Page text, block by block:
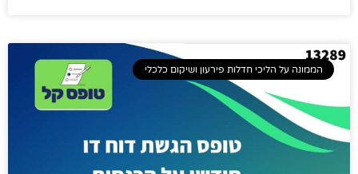
הממונה על הליכי חדלות פירעון ושיקום כלכלי